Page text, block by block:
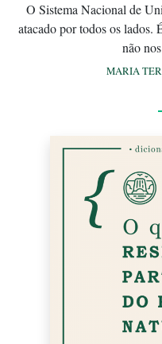
O Sistema Nacional de
atacado por todos os lados.
não
MARIA